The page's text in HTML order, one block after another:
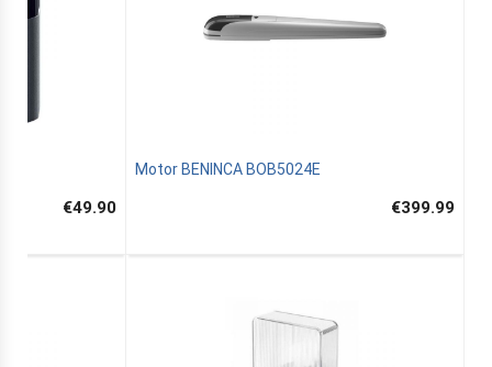
€49.90
Motor BENINCA BOB5024E
€399.99